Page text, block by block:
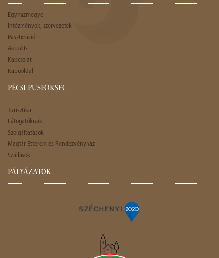
Egyházmegye
Intézmények, szervezetek
Pasztoráció
Aktuális
Kapcsolat
Kapuoldal
PÉCSI PÜSPÖKSÉG
Turisztika
Látogatóknak
Szolgáltatások
Magtár Étterem és Rendezvényház
Szállások
PÁLYÁZATOK